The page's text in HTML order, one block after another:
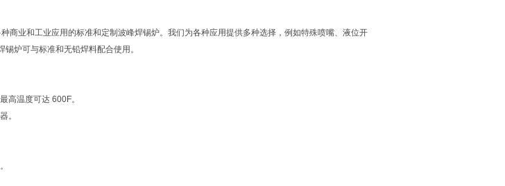
商业和工业应用的标准和定制波峰焊锡炉。我们为各种应用提供多种选择，例如特殊喷嘴、液位开
炉可与标准和无铅焊料配合使用。
高温度可达 600F。
。